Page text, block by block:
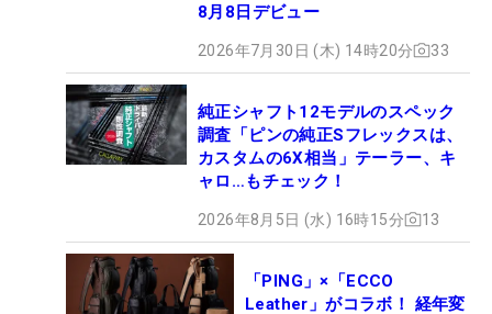
8月8日デビュー
2026年7月30日 (木) 14時20分 33
純正シャフト12モデルのスペック
調査「ピンの純正Sフレックスは、
カスタムの6X相当」テーラー、キ
ャロ…もチェック！
2026年8月5日 (水) 16時15分 13
「PING」×「ECCO
Leather」がコラボ！ 経年変